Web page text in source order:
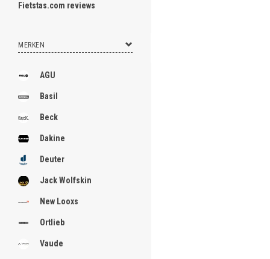
Fietstas.com reviews
MERKEN
AGU
Basil
Beck
Dakine
Deuter
Jack Wolfskin
New Looxs
Ortlieb
Vaude